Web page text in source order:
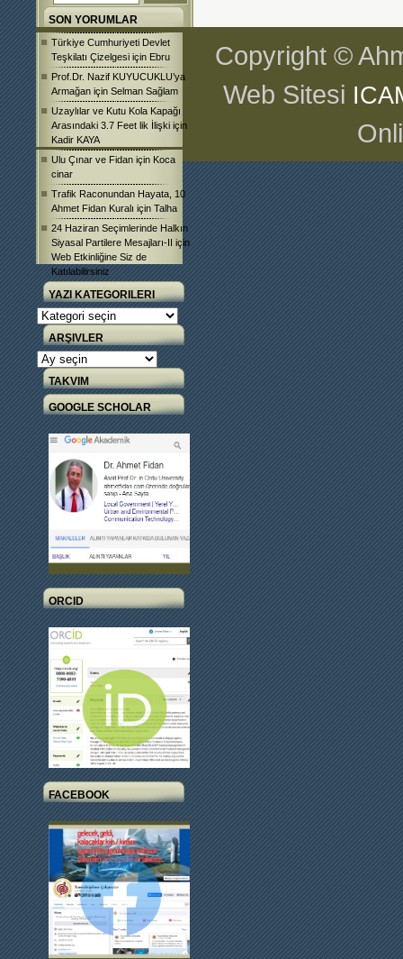
SON YORUMLAR
Türkiye Cumhuriyeti Devlet
Teşkilatı Çizelgesi için Ebru
Prof.Dr. Nazif KUYUCUKLU’ya
Armağan için Selman Sağlam
Uzaylılar ve Kutu Kola Kapağı
Arasındaki 3.7 Feet lik İlişki için
Kadir KAYA
Ulu Çınar ve Fidan için Koca
cinar
Trafik Raconundan Hayata, 10
Ahmet Fidan Kuralı için Talha
24 Haziran Seçimlerinde Halkın
Siyasal Partilere Mesajları-II için
Web Etkinliğine Siz de
Katılabilirsiniz
YAZI KATEGORILERI
Yazı
Kategorileri
ARŞIVLER
Arşivler
TAKVIM
GOOGLE SCHOLAR
ORCID
FACEBOOK
Copyright ©
Web Sitesi